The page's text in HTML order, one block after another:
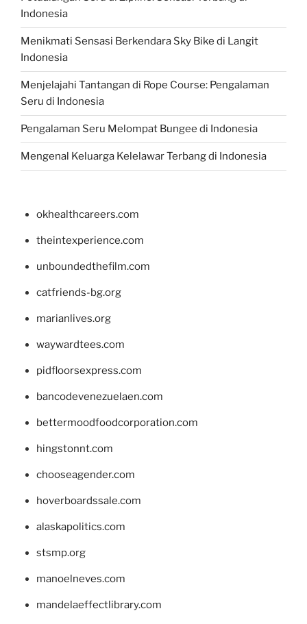
Indonesia
Menikmati Sensasi Berkendara Sky Bike di Langit
Indonesia
Menjelajahi Tantangan di Rope Course: Pengalaman
Seru di Indonesia
Pengalaman Seru Melompat Bungee di Indonesia
Mengenal Keluarga Kelelawar Terbang di Indonesia
okhealthcareers.com
theintexperience.com
unboundedthefilm.com
catfriends-bg.org
marianlives.org
waywardtees.com
pidfloorsexpress.com
bancodevenezuelaen.com
bettermoodfoodcorporation.com
hingstonnt.com
chooseagender.com
hoverboardssale.com
alaskapolitics.com
stsmp.org
manoelneves.com
mandelaeffectlibrary.com